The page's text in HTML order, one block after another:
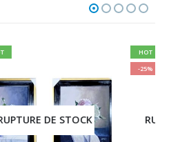
RUPTURE DE STOCK